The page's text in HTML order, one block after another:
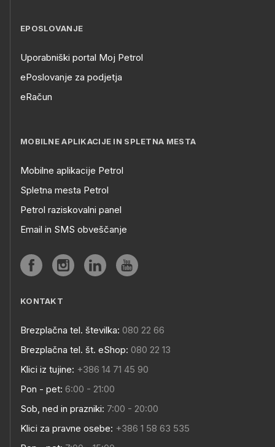
EPOSLOVANJE
Uporabniški portal Moj Petrol
ePoslovanje za podjetja
eRačun
MOBILNE APLIKACIJE IN SPLETNA MESTA
Mobilne aplikacije Petrol
Spletna mesta Petrol
Petrol raziskovalni panel
Email in SMS obveščanje
KONTAKT
Brezplačna tel. številka: 080 22 66
Brezplačna tel. št. eShop: 080 22 13
Klici iz tujine: +386 14 71 45 90
Pon - pet: 6:00 - 21:00
Sob, ned in prazniki: 7:00 - 20:00
Klici za pravne osebe: +386 1 58 63 535